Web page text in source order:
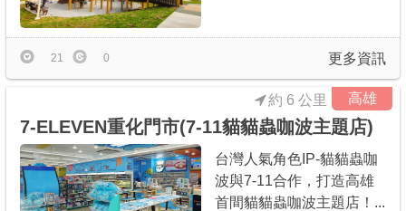
更多資訊
21 0
高雄
7-ELEVEN重化門市(7-11貓貓蟲咖波主題店)
約 6 公里
台灣人氣角色IP-貓貓蟲咖
波與7-11合作，打造高雄
首間貓貓蟲咖波主題店！...